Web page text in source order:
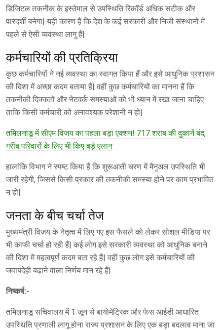
डिजिटल तकनीक के इस्तेमाल से उपस्थिति रिकॉर्ड अधिक सटीक और
पारदर्शी बनेगा| यही कारण हैं कि देश के कई सरकारी और निजी संस्थानों में
पहले से ऐसी व्यवस्था लागु हैं|
कर्मचारियों की प्रतिक्रिया
कुछ कर्मचारियों ने नई व्यवस्था का स्वागत किया हैं और इसे आधुनिक प्रशासन
की दिशा में अच्छा कदम बताया हैं| वहीं कुछ कर्मचारियों का मानना हैं कि
तकनीकी दिक्कतों और नेटवर्क समस्याओं को भी ध्यान में रखा जाना चाहिए
ताकि किसी कर्मचारी को अनावश्यक परेशानी न हो|
तमिलनाडू में सीएम विजय का पहला बड़ा एक्शन! 717 शराब की दुकानें बंद,
गरीब परिवारों के लिए भी किए बड़े एलान
हालांकि विभाग ने स्पष्ट किया हैं कि शुरूआती चरण में मैनुअल उपस्थिति भी
जारी रहेगी, जिससे किसी प्रकार की तकनीकी समस्या होने पर काम प्रभावित
न हो|
जनता के बीच चर्चा तेज
मुख्यमंत्री विजय के नेतृत्व में लिए गए इस फैसले को लेकर सोशल मीडिया पर
भी काफी चर्चा हो रही हैं| कई लोग इसे सरकारी व्यवस्था को आधुनिक बनाने
की दिशा में महत्वपूर्ण कदम बता रहे हैं| वहीं कुछ लोग इसे कर्मचारियों की
जवाबदेही बढ़ाने वाला निर्णय मान रहे हैं|
निष्कर्ष:-
तमिलनाडू सचिवालय में 1 जून से बायोमेट्रिक और फेस आईडी आधारित
उपस्थिति प्रणाली लागू होना राज्य प्रशासन के लिए एक बड़ा बदलाव माना जा